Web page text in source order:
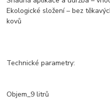
Ekologické složení – bez
kovů
Technické parametry:
Objem_9 litrů